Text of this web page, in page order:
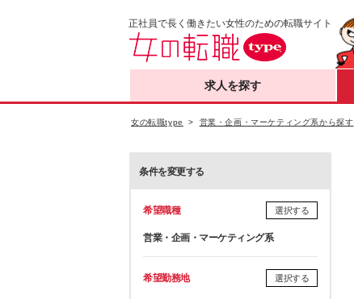
正社員で長く働きたい女性のための転職サイト
求人を探す
女の転職type 営業・企画・マーケティング系から探す
条件を変更する
希望職種 選択する
営業・企画・マーケティング系
希望勤務地 選択する